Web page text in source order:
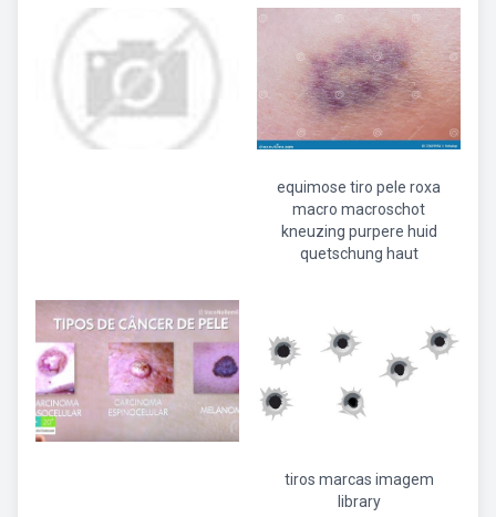
equimose tiro pele roxa
macro macroschot
kneuzing purpere huid
quetschung haut
tiros marcas imagem
library